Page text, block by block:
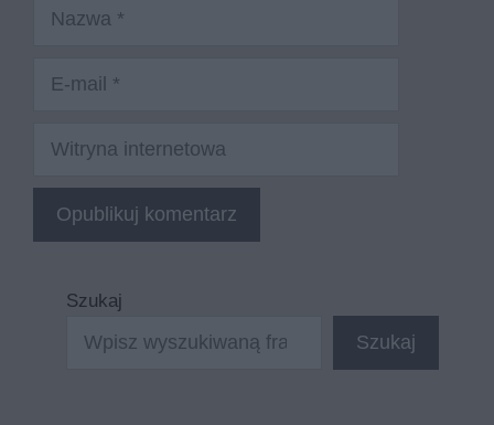
Nazwa
Witryna
Szukaj
Szukaj